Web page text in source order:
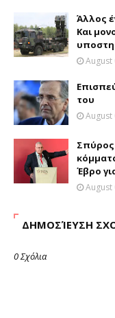
Άλλος
Και
August
του
August
Έβρο
August
ΔΗΜΟΣΊΕΥΣΗ
0 Σχόλια